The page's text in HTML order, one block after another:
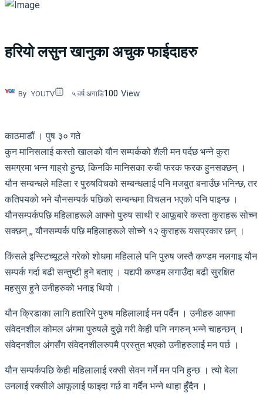
हरियो लसुन खानुका अचुक फाईदाहरु
By YOUTV ५ वर्ष अगाडि100 View
काठमाडौं । पुष ३० गते
कुन मानिसलाई कस्तो खालको यौन सम्पर्कको शैली मन पर्दछ भन्ने कुरा
समग्रमा भन्न गाह्रो हुन्छ, किनकि मानिसका रुची फरक फरक हुनसक्छन् ।
यौन सम्बन्धले महिला र पुरुषविचको सम्बन्धलाई पनि मजबुत बनाउँछ भनिन्छ, तर
कतिपयको भने यौनसम्पर्क पछिको सम्बन्धमा विचलन भएको पनि पाइन्छ ।
यौनसम्पर्कपछि महिलाहरूले आफ्नो पुरुष साथी र आफूबारे कस्ता कुराहरू सोच्न
सक्छन् ,, यौनसम्पर्क पछि महिलाहरूले सोच्ने १२ कुराहरू यसप्रकार छन् ।
किंसले इन्स्टिच्यूटले गरेको शोधमा महिलाले पनि पुरुष जस्तै कण्डम नलगाइ यौन
सम्पर्क गर्दा बढी सन्तुष्टी हुने बताए । यद्यपी कण्डम लगाउँदा बढी सुरक्षित
महसुस हुने उनीहरुको भनाइ थियो ।
यौन क्रिडाका लागि हतारिने पुरुष महिलालाई मन पर्दैन । उनीहरु आफ्ना
संवेदनशील कोमल अंगमा पुरुषले दुख्ने गरी केही पनि नगरुन् भन्ने चाहन्छन् ।
संवेदनशील अंगसँग संवेदनशीलरुपमै प्रस्तुत भएको उनीहरुलाई मन पर्छ ।
यौन सम्पर्कपछि केही महिलालाई रक्सी सेवन गर्ने मन पनि हुन्छ । त्यो बेला
उनलाई रक्सीले आफूलाई फाइदा गर्छ वा गर्दैन भन्ने थाहा हुँदैन ।